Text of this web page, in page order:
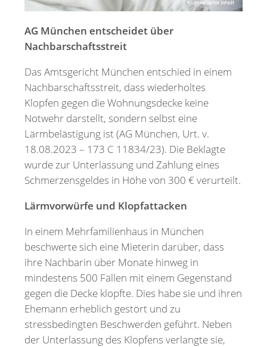
AG München entscheidet über
Nachbarschaftsstreit
Das Amtsgericht München entschied in einem
Nachbarschaftsstreit, dass wiederholtes
Klopfen gegen die Wohnungsdecke keine
Notwehr darstellt, sondern selbst eine
Lärmbelästigung ist (AG München, Urt. v.
18.08.2023 – 173 C 11834/23). Die Beklagte
wurde zur Unterlassung und Zahlung eines
Schmerzensgeldes in Höhe von 300 € verurteilt.
Lärmvorwürfe und Klopfattacken
In einem Mehrfamilienhaus in München
beschwerte sich eine Mieterin darüber, dass
ihre Nachbarin über Monate hinweg in
mindestens 500 Fällen mit einem Gegenstand
gegen die Decke klopfte. Dies habe sie und ihren
Ehemann erheblich gestört und zu
stressbedingten Beschwerden geführt. Neben
der Unterlassung des Klopfens verlangte sie,